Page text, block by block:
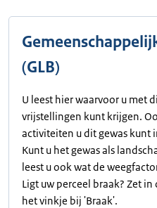
(GLB)
U leest hier waarvoor u met
vrijstellingen kunt krijgen.
activiteiten u dit gewas kunt
Kunt u het gewas als
leest u ook wat de
Ligt uw perceel braak? Zet
het vinkje bij 'Braak'.